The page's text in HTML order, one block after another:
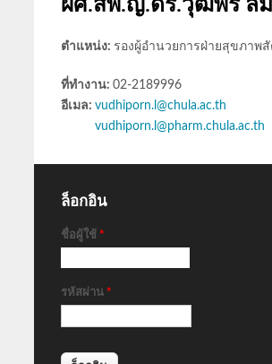
ผศ.สพ.ญ.ดร.วุฒิพร ลิ้
ตำแหน่ง: รองผู้อำนวยการฝ่ายสุขภาพ
ที่ทำงาน: 02-2189996
อีเมล: vudhiporn.l@chula.ac.th
vudhiporn.l@pharm.chula.ac.th
ล็อกอิน
ชื่อผู้ใช้ *
รหัสผ่าน *